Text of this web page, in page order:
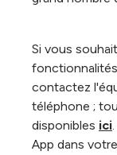
Si vous
contactez
téléphone ;
disponibles ici
App dans